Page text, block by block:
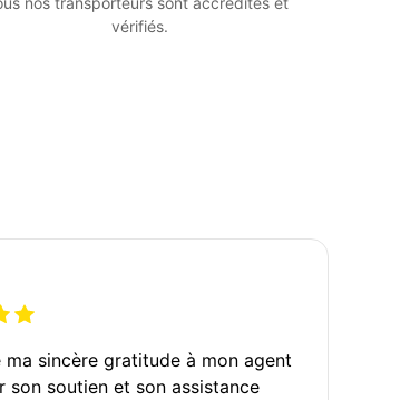
vérifiés.
sincère gratitude à mon agent
son soutien et son assistance